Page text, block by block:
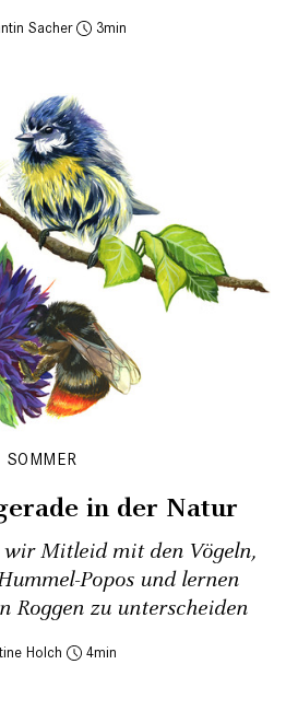
Sacher 3
SOMMER
in der Natur
Mitleid mit den Vögeln,
Popos und lernen
Roggen zu unterscheiden
Holch 4